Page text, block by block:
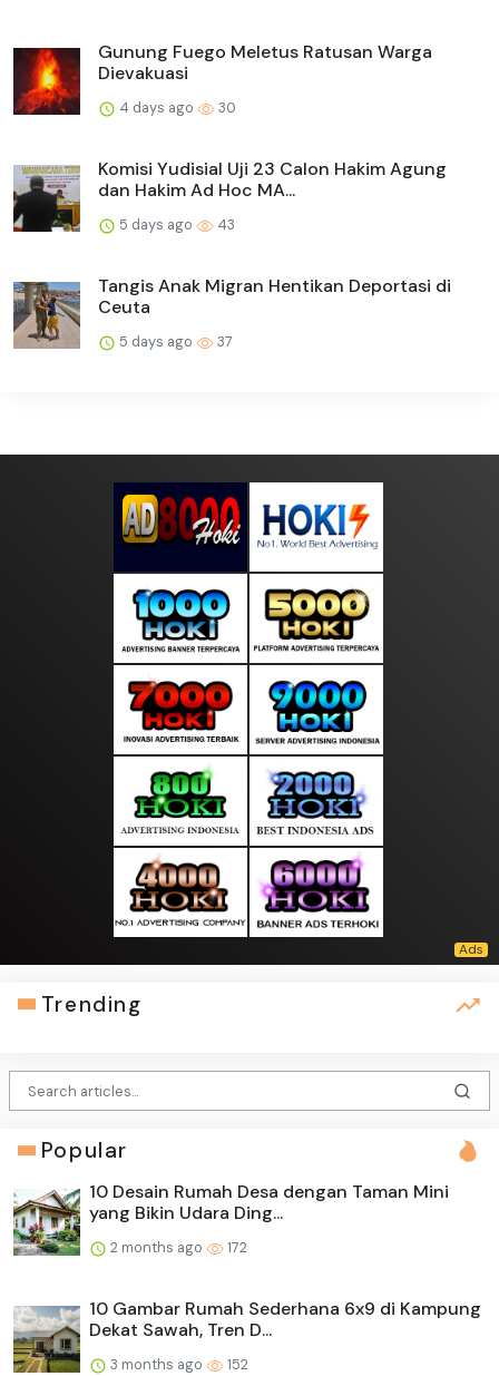
Gunung Fuego Meletus Ratusan Warga
Dievakuasi
4 days ago 30
Komisi Yudisial Uji 23 Calon Hakim Agung
dan Hakim Ad Hoc MA...
5 days ago 43
Tangis Anak Migran Hentikan Deportasi di
Ceuta
5 days ago 37
Trending
Popular
10 Desain Rumah Desa dengan Taman Mini
yang Bikin Udara Ding...
2 months ago 172
10 Gambar Rumah Sederhana 6x9 di Kampung
Dekat Sawah, Tren D...
3 months ago 152